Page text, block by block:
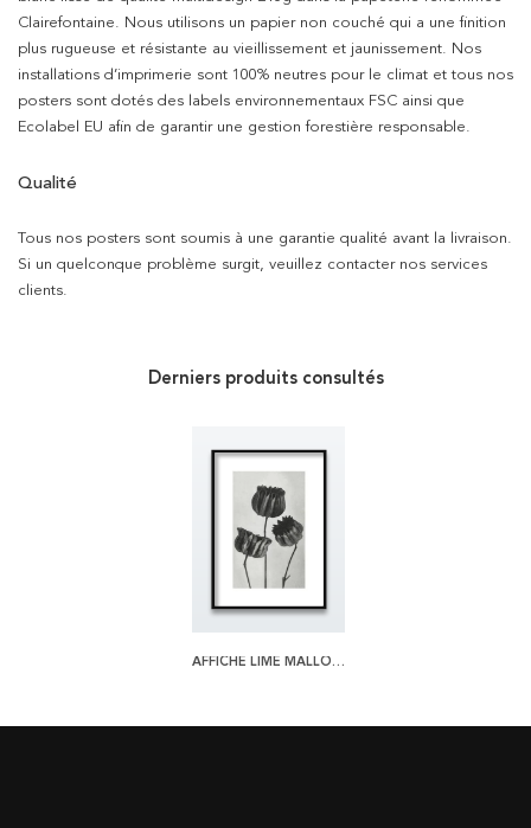
Clairefontaine. Nous utilisons un papier non couché qui a une finition
plus rugueuse et résistante au vieillissement et jaunissement. Nos
installations d’imprimerie sont 100% neutres pour le climat et tous nos
posters sont dotés des labels environnementaux FSC ainsi que
Ecolabel EU afin de garantir une gestion forestière responsable.
Qualité
Tous nos posters sont soumis à une garantie qualité avant la livraison.
Si un quelconque problème surgit, veuillez contacter nos services
clients.
Derniers produits consultés
AFFICHE LIME MALLOW BY KARL BLOSSFELDT